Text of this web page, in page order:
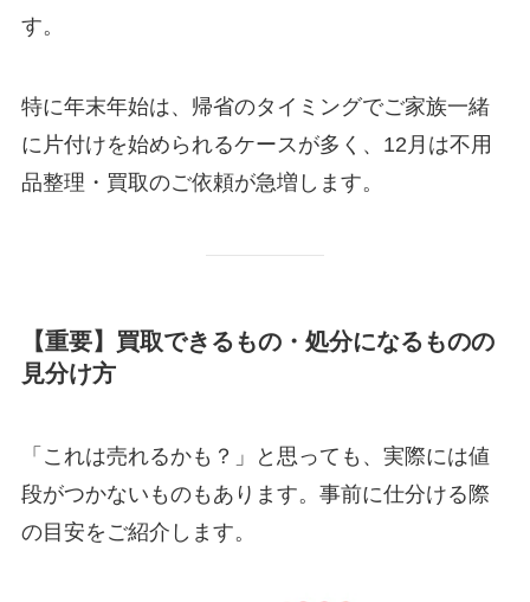
す。
特に年末年始は、帰省のタイミングでご家族一緒
に片付けを始められるケースが多く、12月は不用
品整理・買取のご依頼が急増します。
【重要】買取できるもの・処分になるものの
見分け方
「これは売れるかも？」と思っても、実際には値
段がつかないものもあります。事前に仕分ける際
の目安をご紹介します。